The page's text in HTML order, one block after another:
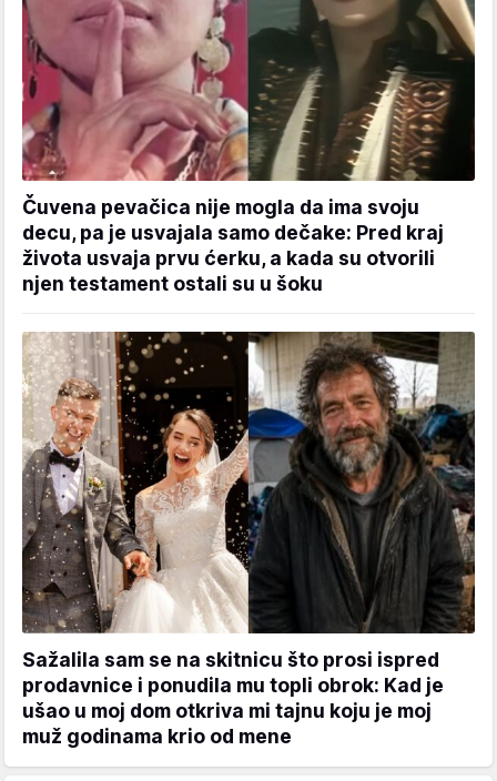
Čuvena pevačica nije mogla da ima svoju
decu, pa je usvajala samo dečake: Pred kraj
života usvaja prvu ćerku, a kada su otvorili
njen testament ostali su u šoku
Sažalila sam se na skitnicu što prosi ispred
prodavnice i ponudila mu topli obrok: Kad je
ušao u moj dom otkriva mi tajnu koju je moj
muž godinama krio od mene